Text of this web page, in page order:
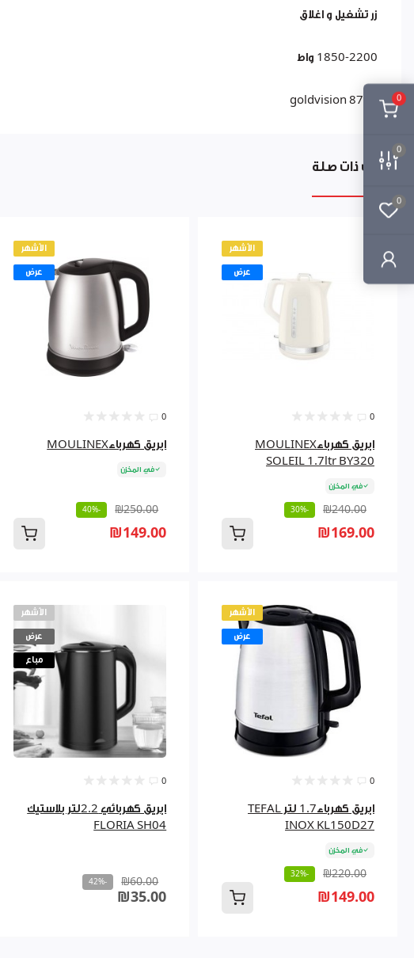
0
0
0
زر تشغيل و اغلاق
1850-2200 واط
goldvision 8702
منتجات ذات صلة
الأشهر
عرض
0
ابريق كهرباءMOULINEX
SOLEIL 1.7ltr BY320
في المخزن
₪240.00
-30%
₪169.00
الأشهر
عرض
0
ابريق كهرباءMOULINEX
في المخزن
₪250.00
-40%
₪149.00
الأشهر
عرض
0
ابريق كهرباء1.7 لتر TEFAL
INOX KL150D27
في المخزن
₪220.00
-32%
₪149.00
الأشهر
عرض
مباع
0
ابريق كهربائي 2.2لتر بلاستيك
FLORIA SH04
₪60.00
-42%
₪35.00